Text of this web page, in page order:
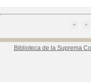
Biblioteca de la Suprema